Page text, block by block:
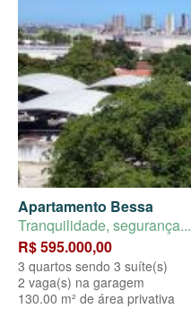
Apartamento Bessa
Tranquilidade, segurança...
R$ 595.000,00
3 quartos sendo 3 suíte(s)
2 vaga(s) na garagem
130.00 m² de área privativa